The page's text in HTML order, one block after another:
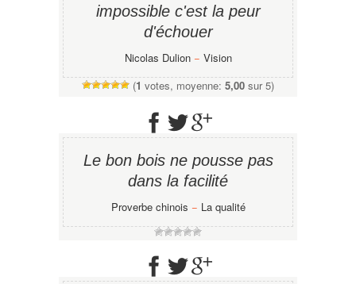
impossible c'est la peur
d'échouer
Nicolas Dulion− Vision
(1 votes, moyenne: 5,00 sur 5)
Le bon bois ne pousse pas
dans la facilité
Proverbe chinois − La qualité